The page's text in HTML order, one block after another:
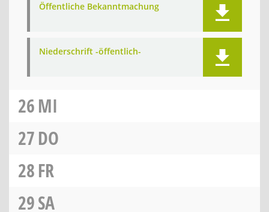
Öffentliche Bekanntmachung
Niederschrift -öffentlich-
26MI
27DO
28FR
29SA